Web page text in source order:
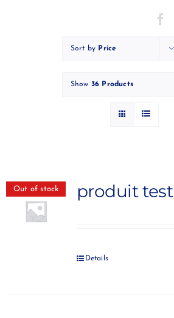
Sort by Price
Show 36 Products
Out of stock produit test
Details